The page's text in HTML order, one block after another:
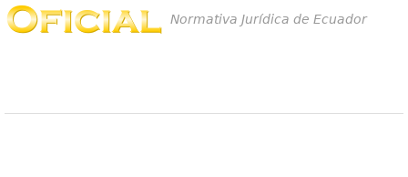
Normativa Jurídica de Ecuador